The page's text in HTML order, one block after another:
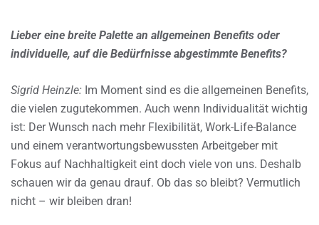
Lieber eine breite Palette an allgemeinen Benefits oder
individuelle, auf die Bedürfnisse abgestimmte Benefits?
Sigrid Heinzle: Im Moment sind es die allgemeinen Benefits,
die vielen zugutekommen. Auch wenn Individualität wichtig
ist: Der Wunsch nach mehr Flexibilität, Work-Life-Balance
und einem verantwortungsbewussten Arbeitgeber mit
Fokus auf Nachhaltigkeit eint doch viele von uns. Deshalb
schauen wir da genau drauf. Ob das so bleibt? Vermutlich
nicht – wir bleiben dran!